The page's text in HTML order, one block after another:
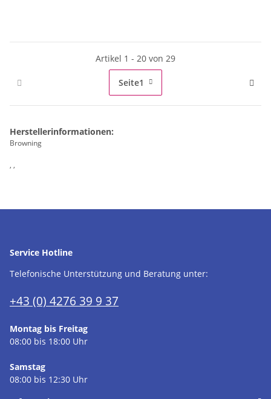
Artikel 1 - 20 von 29
Seite1
Herstellerinformationen:
Browning
, ,
Service Hotline
Telefonische Unterstützung und Beratung unter:
+43 (0) 4276 39 9 37
Montag bis Freitag
08:00 bis 18:00 Uhr
Samstag
08:00 bis 12:30 Uhr